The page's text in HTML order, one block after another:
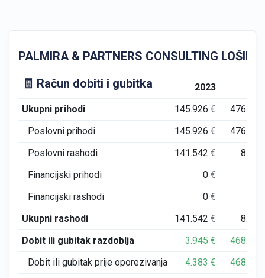
PALMIRA & PARTNERS CONSULTING
🧾 Račun dobiti i gubitka
2023
Ukupni prihodi
145.926€
Poslovni prihodi
145.926€
Poslovni rashodi
141.542€
Financijski prihodi
0€
Financijski rashodi
0€
Ukupni rashodi
141.542€
Dobit ili gubitak razdoblja
3.945€
Dobit ili gubitak prije oporezivanja
4.383€